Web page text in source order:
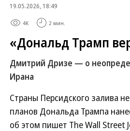
19.05.2026, 18:49
4K 2 мин.
«Дональд Трамп
Дмитрий Дризе — о
Ирана
Страны Персидского залива
планов Дональда Трампа
об этом пишет The Wall Street